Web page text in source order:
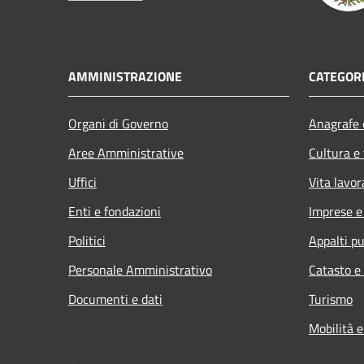
AMMINISTRAZIONE
Organi di Governo
Aree Amministrative
Uffici
Enti e fondazioni
Politici
Personale Amministrativo
Documenti e dati
Cultura
Vita
Imprese
Appalti
Catasto
Turismo
Mobilità